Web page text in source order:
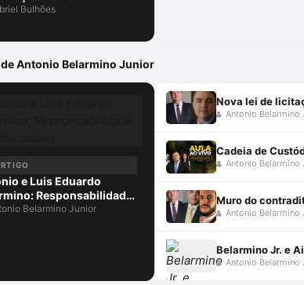
pode garantir a
da prova no
Bulhões
Antonio Belarmino Junior
e Luis Eduardo
Responsabilidade
clubes
Belarmino Junior
Nova lei de
Antonio Belarmino
Cadeia de
Antonio Belarmino
Muro do
Antonio Belarmino
Belarmino Jr. e
Antonio Belarmino